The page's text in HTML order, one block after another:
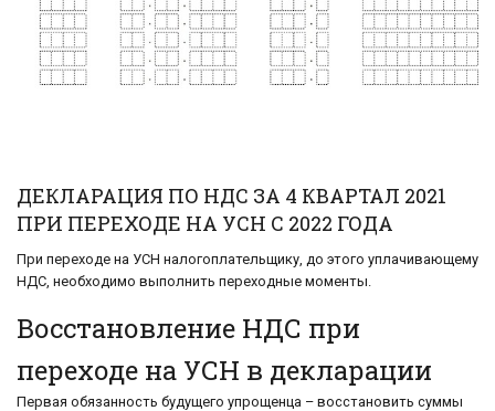
ДЕКЛАРАЦИЯ ПО НДС ЗА 4 КВАРТАЛ 2021
ПРИ ПЕРЕХОДЕ НА УСН С 2022 ГОДА
При переходе на УСН налогоплательщику, до этого уплачивающему
НДС, необходимо выполнить переходные моменты.
Восстановление НДС при
переходе на УСН в декларации
Первая обязанность будущего упрощенца – восстановить суммы